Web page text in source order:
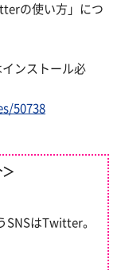
の使い方」につ
ンストール必
50738
SNSはTwitter。